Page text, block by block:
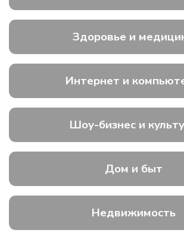
Здоровье и
Интернет и
Шоу-бизнес и
Дом и быт
Недвижимость